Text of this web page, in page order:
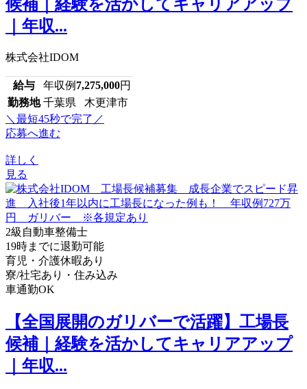
候補｜経験を活かしてキャリアアップ
｜年収...
株式会社IDOM
給与 年収例 7,275,000円
勤務地 千葉県 木更津市
＼最短45秒で完了／
応募へ進む
詳しく
見る
2級自動車整備士
19時までに退勤可能
育児・介護休暇あり
寮/社宅あり・住み込み
車通勤OK
【全国展開のガリバーで活躍】工場長
候補｜経験を活かしてキャリアアップ
｜年収...